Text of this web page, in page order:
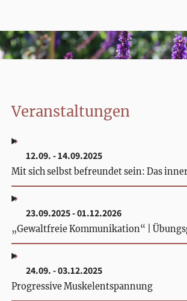
Veranstaltungen
12.09. - 14.09.2025
Mit sich selbst befreundet sein: Das
23.09.2025 - 01.12.2026
„Gewaltfreie Kommunikation“ |
24.09. - 03.12.2025
Progressive Muskelentspannung